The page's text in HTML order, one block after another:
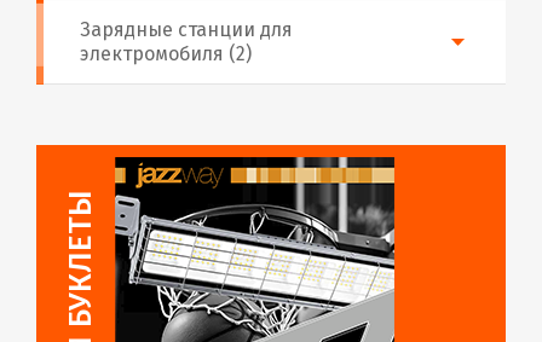
Зарядные станции для
электромобиля (2)